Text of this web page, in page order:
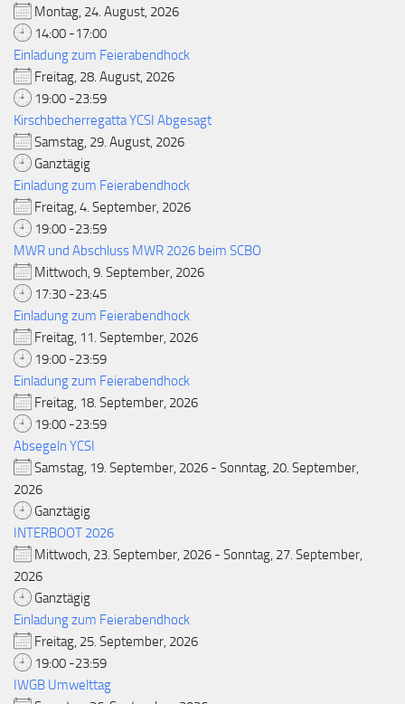
Montag, 24. August, 2026
14:00 -17:00
Einladung zum Feierabendhock
Freitag, 28. August, 2026
19:00 -23:59
Kirschbecherregatta YCSI Abgesagt
Samstag, 29. August, 2026
Ganztägig
Einladung zum Feierabendhock
Freitag, 4. September, 2026
19:00 -23:59
MWR und Abschluss MWR 2026 beim SCBO
Mittwoch, 9. September, 2026
17:30 -23:45
Einladung zum Feierabendhock
Freitag, 11. September, 2026
19:00 -23:59
Einladung zum Feierabendhock
Freitag, 18. September, 2026
19:00 -23:59
Absegeln YCSI
Samstag, 19. September, 2026 - Sonntag, 20. September,
2026
Ganztägig
INTERBOOT 2026
Mittwoch, 23. September, 2026 - Sonntag, 27. September,
2026
Ganztägig
Einladung zum Feierabendhock
Freitag, 25. September, 2026
19:00 -23:59
IWGB Umwelttag